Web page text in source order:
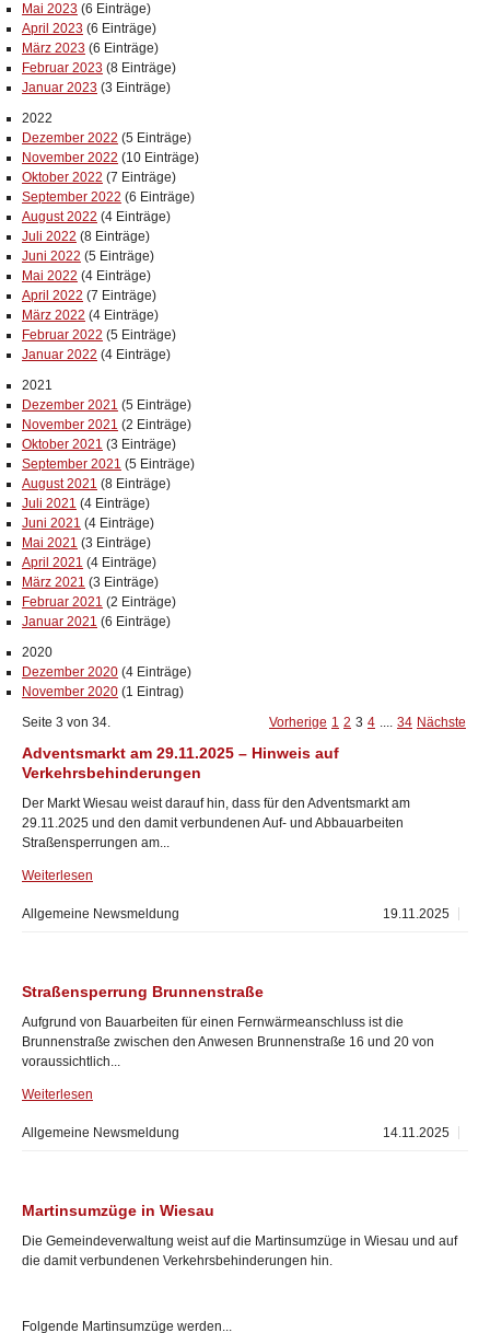
Mai 2023 (6 Einträge)
April 2023 (6 Einträge)
März 2023 (6 Einträge)
Februar 2023 (8 Einträge)
Januar 2023 (3 Einträge)
2022
Dezember 2022 (5 Einträge)
November 2022 (10 Einträge)
Oktober 2022 (7 Einträge)
September 2022 (6 Einträge)
August 2022 (4 Einträge)
Juli 2022 (8 Einträge)
Juni 2022 (5 Einträge)
Mai 2022 (4 Einträge)
April 2022 (7 Einträge)
März 2022 (4 Einträge)
Februar 2022 (5 Einträge)
Januar 2022 (4 Einträge)
2021
Dezember 2021 (5 Einträge)
November 2021 (2 Einträge)
Oktober 2021 (3 Einträge)
September 2021 (5 Einträge)
August 2021 (8 Einträge)
Juli 2021 (4 Einträge)
Juni 2021 (4 Einträge)
Mai 2021 (3 Einträge)
April 2021 (4 Einträge)
März 2021 (3 Einträge)
Februar 2021 (2 Einträge)
Januar 2021 (6 Einträge)
2020
Dezember 2020 (4 Einträge)
November 2020 (1 Eintrag)
Seite 3 von 34.
Vorherige 1 2 3 4 .... 34 Nächste
Adventsmarkt am 29.11.2025 – Hinweis auf
Verkehrsbehinderungen
Der Markt Wiesau weist darauf hin, dass für den Adventsmarkt am
29.11.2025 und den damit verbundenen Auf- und Abbauarbeiten
Straßensperrungen am...
Weiterlesen
19.11.2025
Allgemeine Newsmeldung
Straßensperrung Brunnenstraße
Aufgrund von Bauarbeiten für einen Fernwärmeanschluss ist die
Brunnenstraße zwischen den Anwesen Brunnenstraße 16 und 20 von
voraussichtlich...
Weiterlesen
14.11.2025
Allgemeine Newsmeldung
Martinsumzüge in Wiesau
Die Gemeindeverwaltung weist auf die Martinsumzüge in Wiesau und auf
die damit verbundenen Verkehrsbehinderungen hin.
Folgende Martinsumzüge werden...